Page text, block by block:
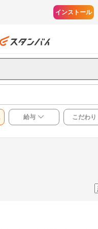
インストール
給与 こだわり